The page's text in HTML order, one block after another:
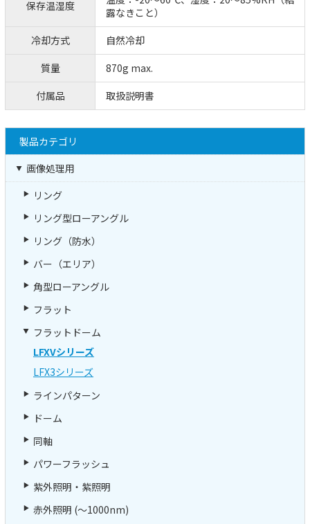
保存温湿度
露なきこと）
冷却方式
自然冷却
質量
870g max.
付属品
取扱説明書
製品カテゴリ
画像処理用
リング
リング型ローアングル
リング（防水）
バー（エリア）
角型ローアングル
フラット
フラットドーム
LFXVシリーズ
LFX3シリーズ
ラインパターン
ドーム
同軸
パワーフラッシュ
紫外照明・紫照明
赤外照明 (～1000nm)